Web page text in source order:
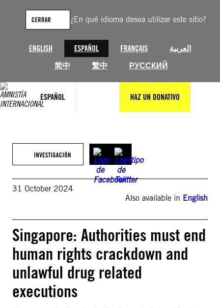
¿En qué idioma desea utilizar este sitio?
ENGLISH ESPAÑOL FRANÇAIS
العربية
简中
繁中 РУССКИЙ
CERRAR
ESPAÑOL HAZ UN DONATIVO
contenido
INVESTIGACIÓN
31 October 2024
Also available in English
Singapore: Authorities must end
human rights crackdown and
unlawful drug related
executions